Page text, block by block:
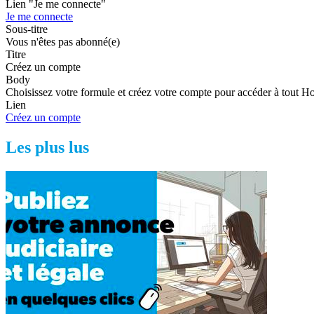
Lien "Je me connecte"
Je me connecte
Sous-titre
Vous n'êtes pas abonné(e)
Titre
Créez un compte
Body
Choisissez votre formule et créez votre compte pour accéder à tout
Lien
Créez un compte
Les plus lus